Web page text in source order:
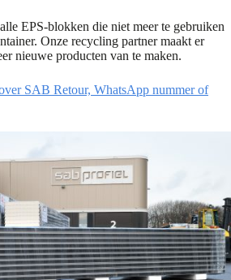
EPS-blokken die niet meer te gebruiken
Onze recycling partner maakt er
nieuwe producten van te maken.
SAB Retour, WhatsApp nummer of